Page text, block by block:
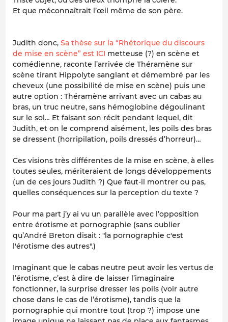
Et que méconnaîtrait l’œil même de son père.
Judith donc, Sa thèse sur la “Rhétorique du discours
de mise en scène” est ICI metteuse (?) en scène et
comédienne, raconte l’arrivée de Théramène sur
scène tirant Hippolyte sanglant et démembré par les
cheveux (une possibilité de mise en scène) puis une
autre option : Théramène arrivant avec un cabas au
bras, un truc neutre, sans hémoglobine dégoulinant
sur le sol… Et faisant son récit pendant lequel, dit
Judith, et on le comprend aisément, les poils des bras
se dressent (horripilation, poils dressés d’horreur)…
Ces visions très différentes de la mise en scène, à elles
toutes seules, mériteraient de longs développements
(un de ces jours Judith ?) Que faut-il montrer ou pas,
quelles conséquences sur la perception du texte ?
Pour ma part j’y ai vu un parallèle avec l’opposition
entre érotisme et pornographie (sans oublier
qu’André Breton disait : "la pornographie c'est
l'érotisme des autres".)
Imaginant que le cabas neutre peut avoir les vertus de
l’érotisme, c’est à dire de laisser l’imaginaire
fonctionner, la surprise dresser les poils (voir autre
chose dans le cas de l’érotisme), tandis que la
pornographie qui montre tout (trop ?) impose une